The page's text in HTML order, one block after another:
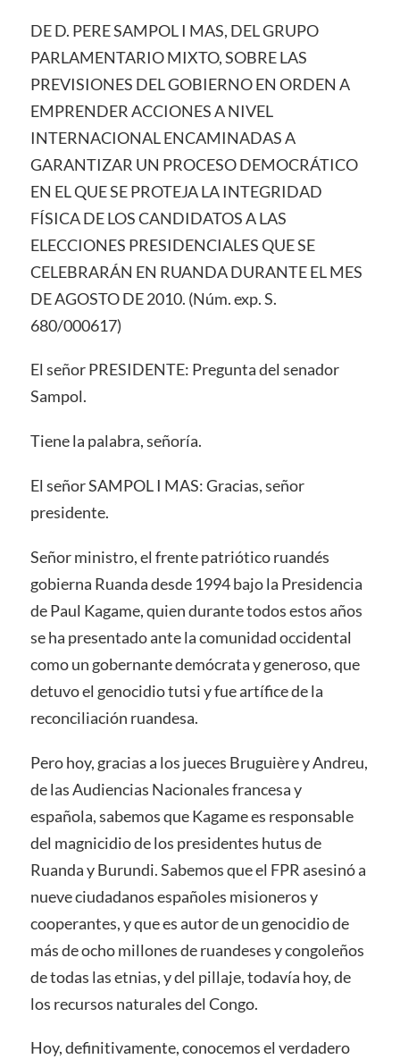
DE D. PERE SAMPOL I MAS, DEL GRUPO
PARLAMENTARIO MIXTO, SOBRE LAS
PREVISIONES DEL GOBIERNO EN ORDEN A
EMPRENDER ACCIONES A NIVEL
INTERNACIONAL ENCAMINADAS A
GARANTIZAR UN PROCESO DEMOCRÁTICO
EN EL QUE SE PROTEJA LA INTEGRIDAD
FÍSICA DE LOS CANDIDATOS A LAS
ELECCIONES PRESIDENCIALES QUE SE
CELEBRARÁN EN RUANDA DURANTE EL MES
DE AGOSTO DE 2010. (Núm. exp. S.
680/000617)
El señor PRESIDENTE: Pregunta del senador
Sampol.
Tiene la palabra, señoría.
El señor SAMPOL I MAS: Gracias, señor
presidente.
Señor ministro, el frente patriótico ruandés
gobierna Ruanda desde 1994 bajo la Presidencia
de Paul Kagame, quien durante todos estos años
se ha presentado ante la comunidad occidental
como un gobernante demócrata y generoso, que
detuvo el genocidio tutsi y fue artífice de la
reconciliación ruandesa.
Pero hoy, gracias a los jueces Bruguière y Andreu,
de las Audiencias Nacionales francesa y
española, sabemos que Kagame es responsable
del magnicidio de los presidentes hutus de
Ruanda y Burundi. Sabemos que el FPR asesinó a
nueve ciudadanos españoles misioneros y
cooperantes, y que es autor de un genocidio de
más de ocho millones de ruandeses y congoleños
de todas las etnias, y del pillaje, todavía hoy, de
los recursos naturales del Congo.
Hoy, definitivamente, conocemos el verdadero